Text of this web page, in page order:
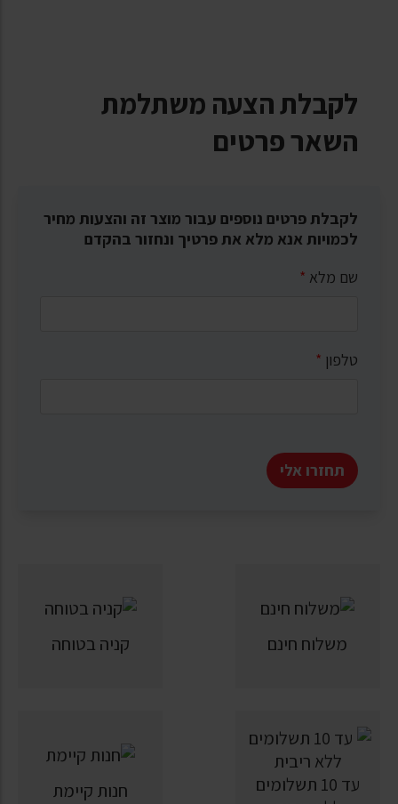
לקבלת הצעה משתלמת
השאר פרטים
לקבלת פרטים נוספים עבור מוצר זה והצעות מחיר
לכמויות אנא מלא את פרטיך ונחזור בהקדם
שם מלא *
טלפון *
תחזרו אלי
משלוח חינם קניה בטוחה
עד 10 תשלומים
חנות קיימת